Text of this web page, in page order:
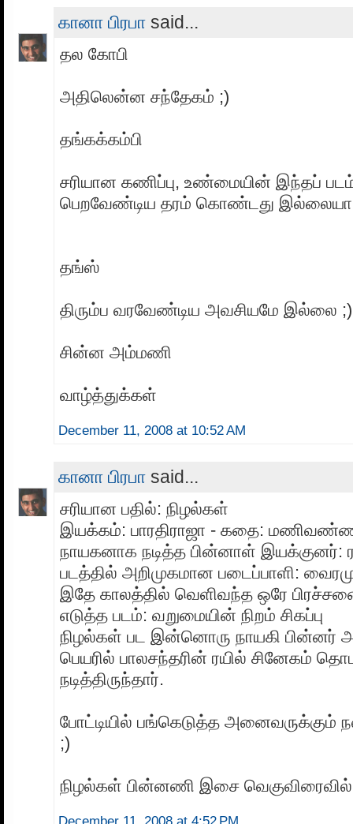
கானா பிரபா said...
தல கோபி
அதிலென்ன சந்தேகம் ;)
தங்கக்கம்பி
சரியான கணிப்பு, உண்மையின் இந்தப்
பெறவேண்டிய தரம் கொண்டது இல்லையா
தங்ஸ்
திரும்ப வரவேண்டிய அவசியமே இல்லை ;)
சின்ன அம்மணி
வாழ்த்துக்கள்
December 11, 2008 at 10:52 AM
கானா பிரபா said...
சரியான பதில்: நிழல்கள்
இயக்கம்: பாரதிராஜா - கதை:
நாயகனாக நடித்த பின்னாள் இயக்குனர்:
படத்தில் அறிமுகமான படைப்பாளி:
இதே காலத்தில் வெளிவந்த ஒரே
எடுத்த படம்: வறுமையின் நிறம் சிகப்பு
நிழல்கள் பட இன்னொரு நாயகி பின்னர்
பெயரில் பாலசந்தரின் ரயில் சினேகம்
நடித்திருந்தார்.
போட்டியில் பங்கெடுத்த அனைவருக்கும்
;)
நிழல்கள் பின்னணி இசை